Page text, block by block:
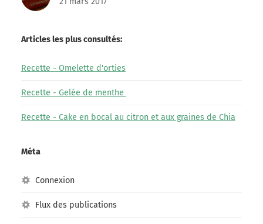
Articles les plus consultés:
Recette - Omelette d'orties
Recette - Gelée de menthe
Recette - Cake en bocal au citron et aux graines de Chia
Méta
Connexion
Flux des publications